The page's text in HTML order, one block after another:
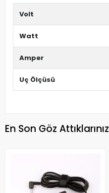
Volt
Watt
Amper
Uç Ölçüsü
En Son Göz Attıklarınız